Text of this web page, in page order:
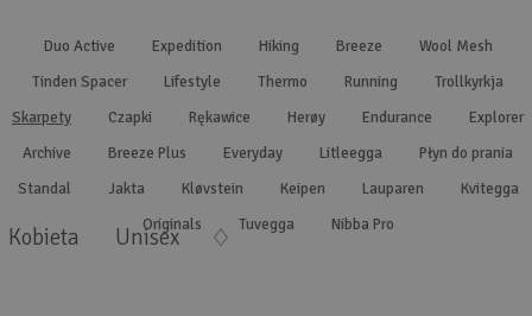
Duo Active Expedition Hiking Breeze
Wool Mesh
Tinden Spacer
Lifestyle Thermo Running
Trollkyrkja
Skarpety
Czapki Rękawice Herøy Endurance
Explorer
Archive
Breeze Plus Everyday Litleegga
Płyn do prania
Standal
Jakta Kløvstein Keipen Lauparen
Kvitegga
Originals
Tuvegga Nibba Pro
Kobieta Unisex